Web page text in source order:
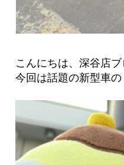
こんにちは、深谷店
今回は話題の新型車